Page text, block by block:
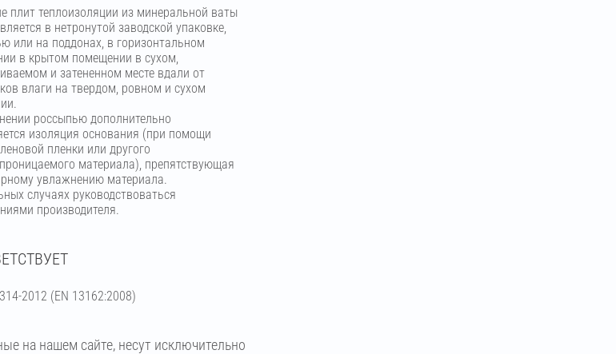
плит теплоизоляции из минеральной ваты
в нетронутой заводской упаковке,
или на поддонах, в горизонтальном
в крытом помещении в сухом,
и затененном месте вдали от
влаги на твердом, ровном и сухом
россыпью дополнительно
изоляция основания (при помощи
пленки или другого
материала), препятствующая
увлажнению материала.
случаях руководствоваться
производителя.
2012 (ЕN 13162:2008)
на нашем сайте, несут исключительно